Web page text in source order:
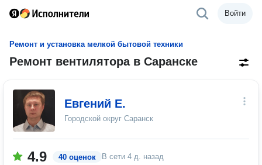
Войти
Ремонт и установка мелкой бытовой техники
Ремонт вентилятора в Саранске
Евгений Е.
Городской округ Саранск
4.9 40 оценок В сети 4 д. назад